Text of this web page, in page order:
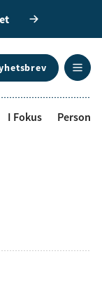
I Fokus